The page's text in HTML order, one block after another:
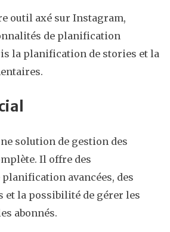
outil axé sur Instagram,
de planification
la planification de stories et la
solution de gestion des
Il offre des
avancées, des
et la possibilité de gérer les
abonnés.